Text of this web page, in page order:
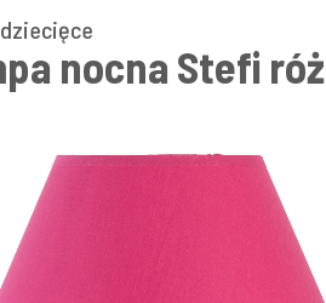
nocna Stefi róż